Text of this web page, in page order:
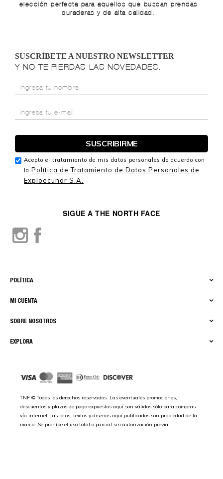
elección perfecta para aquellos que buscan prendas
duraderas y de alta calidad.
EXPLORA
SOBRE NOSOTROS
MI CUENTA
POLÍTICA
SIGUE A THE NORTH FACE
TNF © Todos los derechos reservados. Las eventuales promociones,
descuentos y plazos de pago expuestos aquí son válidos sólo para compras
vía internet.Las fotos, textos y diseños aquí publicados son propiedad de la
marca. Se prohíbe el uso total o parcial sin autorización previa.
SUSCRÍBETE A NUESTRO NEWSLETTER
Y NO TE PIERDAS LAS NOVEDADES.
Acepto el tratamiento de mis datos personales de acuerdo con
la Política de Tratamiento de Datos Personales de
Exploecunor S.A.